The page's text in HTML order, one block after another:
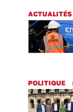
ACTUALITÉS
POLITIQUE